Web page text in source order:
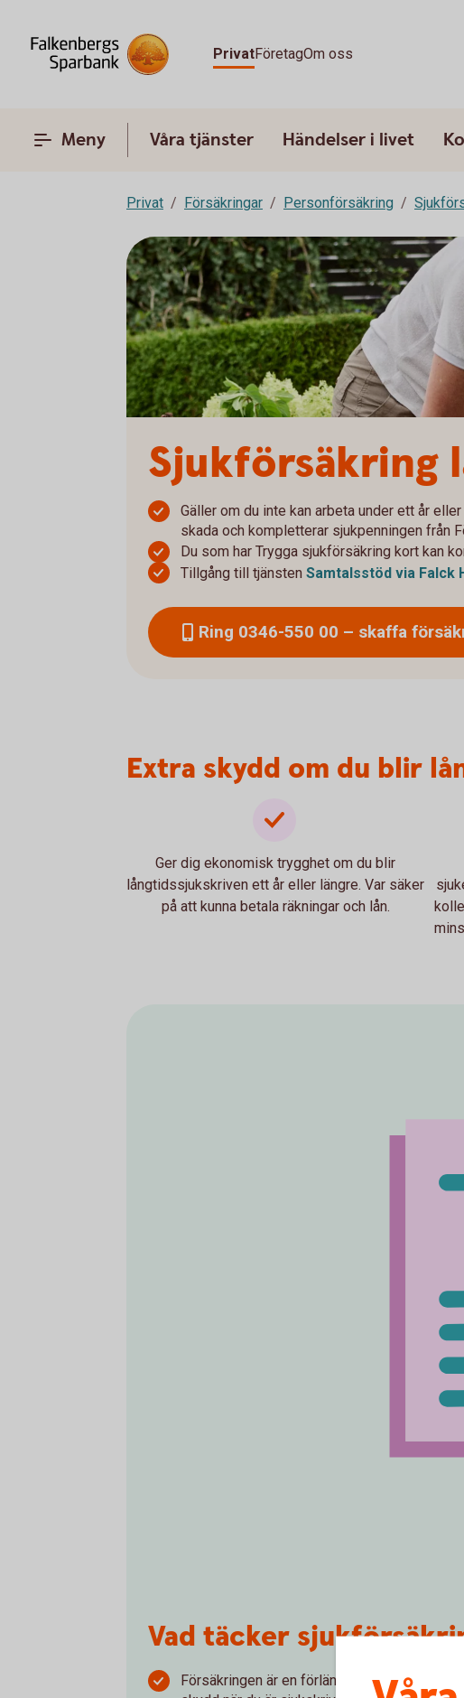
PrivatFöretagOm oss
Meny Våra tjänster Händelser i livet
Privat Försäkringar Personförsäkring
Sjukförsäkring
Gäller om du inte kan arbeta under ett år
skada och kompletterar sjukpenningen från
Du som har Trygga sjukförsäkring kort kan
Tillgång till tjänsten Samtalsstöd via Falck
Ring 0346-550 00 – skaffa
Extra skydd om du blir
Ger dig ekonomisk trygghet om du blir
långtidssjukskriven ett år eller längre. Var säker
på att kunna betala räkningar och lån.
Vad täcker
Försäkringen är en förlängning av Trygga